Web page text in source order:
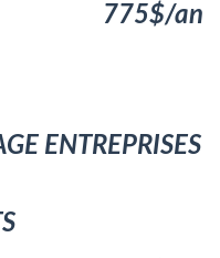
775$/an
ENTREPRISES